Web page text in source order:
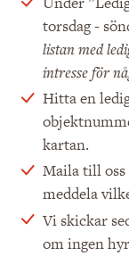
torsdag -
listan med
intresse för
Hitta en
kartan.
Maila till oss
meddela
Vi skickar
om ingen